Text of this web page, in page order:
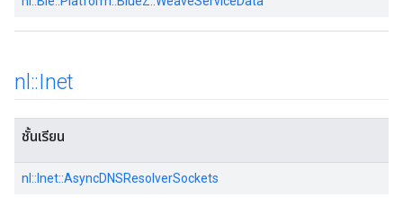
nl ::Inet
ชั้นเรียน
nl::Inet::AsyncDNSResolverSockets